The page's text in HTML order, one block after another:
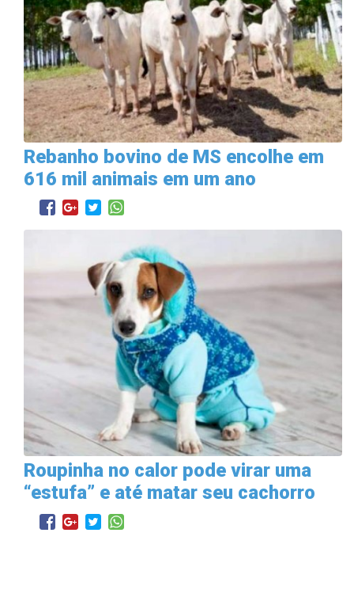
Rebanho bovino de MS encolhe em
616 mil animais em um ano
Roupinha no calor pode virar uma
“estufa” e até matar seu cachorro